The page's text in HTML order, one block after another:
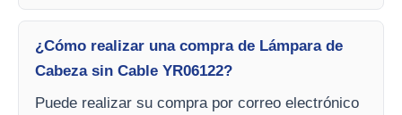
¿Cómo realizar una compra de Lámpara de
Cabeza sin Cable YR06122?
Puede realizar su compra por correo electrónico